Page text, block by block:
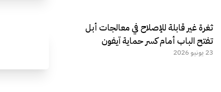
ثغرة غير قابلة للإصلاح في معالجات أبل
تفتح الباب أمام كسر حماية آيفون
23 يونيو 2026